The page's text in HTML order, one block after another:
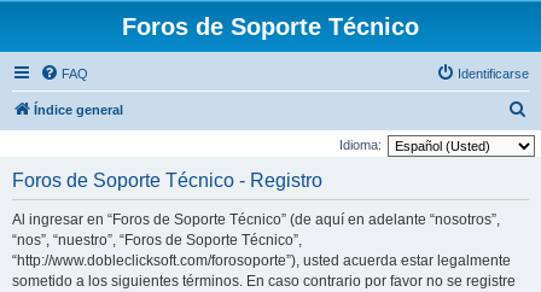
Foros de Soporte Técnico
FAQ Identificarse
Índice general
u
Idioma:
Foros de Soporte Técnico - Registro
Al ingresar en “Foros de Soporte Técnico” (de aquí en adelante “nosotros”,
“nos”, “nuestro”, “Foros de Soporte Técnico”,
“http://www.dobleclicksoft.com/forosoporte”), usted acuerda estar legalmente
sometido a los siguientes términos. En caso contrario por favor no se registre